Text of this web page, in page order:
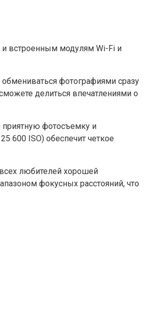
и встроенным модулям Wi-Fi и
фотографиями сразу
делиться впечатлениями о
фотосъемку и
600 ISO) обеспечит четкое
любителей хорошей
фокусных расстояний, что